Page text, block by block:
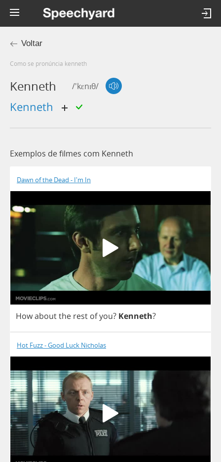
Voltar
Como se pronúncia kenneth
Kenneth /'kɛnɪθ/
Kenneth
Exemplos de filmes com Kenneth
Dawn of the Dead - I'm In
Howaboutthe rest ofyou? Kenneth?
Hot Fuzz - Good Luck Nicholas